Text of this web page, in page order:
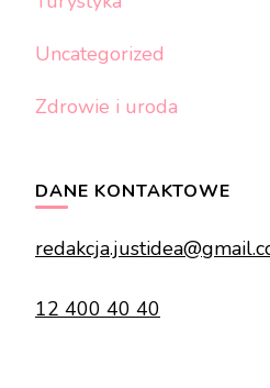
Uncategorized
Zdrowie i uroda
DANE KONTAKTOWE
12 400 40 40